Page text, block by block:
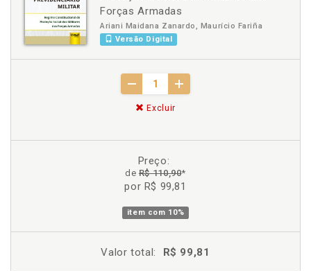
Forças Armadas
Ariani Maidana Zanardo, Maurício Fariña
Versão Digital
Excluir
Preço:
deR$ 110,90*
por R$ 99,81
item com 10%
Valor total: R$ 99,81